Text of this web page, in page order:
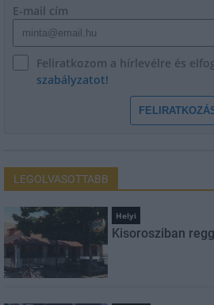
E-mail cím
Feliratkozom a hírlevélre és
szabályzatot!
LEGOLVASOTTABB
Helyi
Kisorosziban